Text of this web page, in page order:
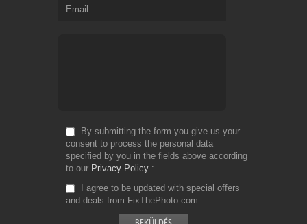
Email
By submitting the form you give us your
consent to process the personal data
specified by you in the fields above according
to our Privacy Policy
I agree to be updated with special offers
and deals from FixThePhoto.com